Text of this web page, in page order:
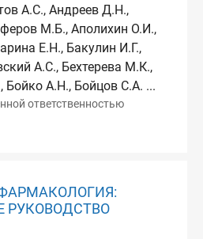
А.С., Андреев Д.Н.,
М.Б., Аполихин О.И.,
Е.Н., Бакулин И.Г.,
А.С., Бехтерева М.К.,
Бойко А.Н., Бойцов С.А. ...
ответственностью
РУКОВОДСТВО